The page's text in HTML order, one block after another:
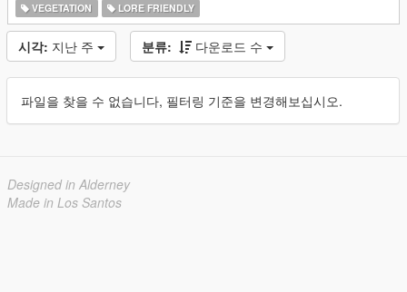
VEGETATION
LORE FRIENDLY
시각: 지난 주 분류: 다운로드 수
파일을 찾을 수 없습니다, 필터링 기준을 변경해보십시오.
Designed in Alderney
Made in Los Santos